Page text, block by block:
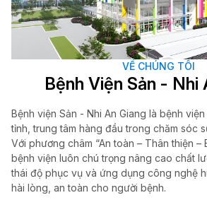
VỀ CHÚNG TÔI
Bệnh Viện Sản - Nhi
Bệnh viện Sản - Nhi An Giang là bệnh
tỉnh, trung tâm hàng đầu trong chăm sóc
Với phương châm “An toàn – Thân thiện –
bệnh viện luôn chú trọng nâng cao chất
thái độ phục vụ và ứng dụng công nghệ
hài lòng, an toàn cho người bệnh.